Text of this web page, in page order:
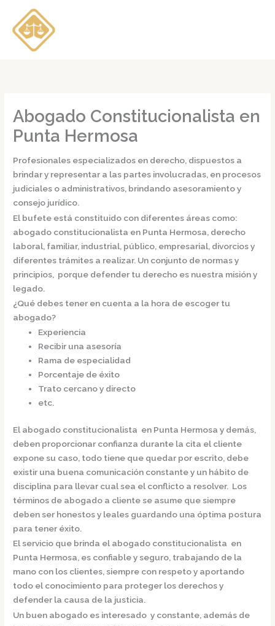
contenido
Abogado Constitucionalista en
Punta Hermosa
Profesionales especializados en derecho, dispuestos a
brindar y representar a las partes involucradas, en procesos
judiciales o administrativos, brindando asesoramiento y
consejo jurídico.
El bufete está constituido con diferentes áreas como:
abogado constitucionalista en Punta Hermosa, derecho
laboral, familiar, industrial, público, empresarial, divorcios y
diferentes trámites a realizar. Un conjunto de normas y
principios, porque defender tu derecho es nuestra misión y
legado.
¿Qué debes tener en cuenta a la hora de escoger tu
abogado?
Experiencia
Recibir una asesoría
Rama de especialidad
Porcentaje de éxito
Trato cercano y directo
etc.
El abogado constitucionalista en Punta Hermosay demás,
deben proporcionar confianza durante la cita el cliente
expone su caso, todo tiene que quedar por escrito, debe
existir una buena comunicación constante y un hábito de
disciplina para llevar cual sea el conflicto a resolver. Los
términos de abogado a cliente se asume que siempre
deben ser honestos y leales guardando una óptima postura
para tener éxito.
El servicio que brinda el abogado constitucionalista en
Punta Hermosa, es confiable y seguro, trabajando de la
mano con los clientes, siempre con respeto y aportando
todo el conocimiento para proteger los derechos y
defender la causa de la justicia.
Un buen abogado es interesado y constante, además de